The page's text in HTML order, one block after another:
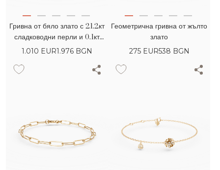
Гривна от бяло злато с 21.2кт
сладководни перли и 0.1кт
диаманти
1.010 EUR1.976 BGN
Геометрична гривна от жълто
злато
275 EUR538 BGN